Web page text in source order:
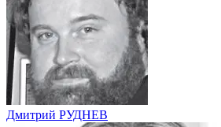
Дмитрий РУДНЕВ